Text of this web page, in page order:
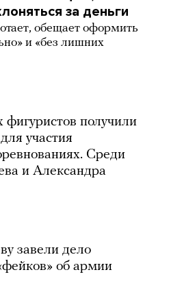
за деньги
обещает оформить
и «без лишних
фигуристов получили
участия
Среди
и Александра
завели дело
об армии